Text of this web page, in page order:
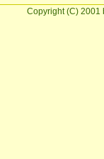
Copyright (C) 2001